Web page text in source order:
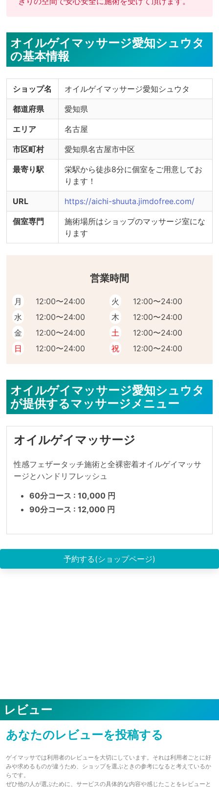
オイルゲイマッサージ愛知シュウタ
の基本情報
ショップ名 オイルゲイマッサージ愛知シュウタ
都道府県 愛知県
エリア 名古屋
市区町村 愛知県名古屋市中区
最寄り駅
栄駅から徒歩8分に個室をご用意してお
ります！
URL https://aichi-shuuta.jimdofree.com/
個室専門
施術場所はショップのマッサージ室にな
ります
営業時間
月 12:00〜24:00 火
12:00〜24:00
水
12:00〜24:00 木
12:00〜24:00
金
12:00〜24:00 土
12:00〜24:00
日
12:00〜24:00 祝 12:00〜24:00
オイルゲイマッサージ愛知シュウタ
が提供するマッサージメニュー
オイルゲイマッサージ
性感フェザータッチ施術と全裸密着オイルゲイマッサ
ージとハンドリフレッシュ
60分コース : 10,000 円
90分コース : 12,000 円
予約する(ショップページ)
レビュー
あなたのレビューを投稿する
ゲイマッサでは利用者のレビューを大切にしています。それは利用者ごとに好
みや求めるものが違うため、ショップを選ぶときの参考になると考えているか
らです。
ぜひ他の人が選ぶために、サービスの具体的な内容や感じたことをレビューと